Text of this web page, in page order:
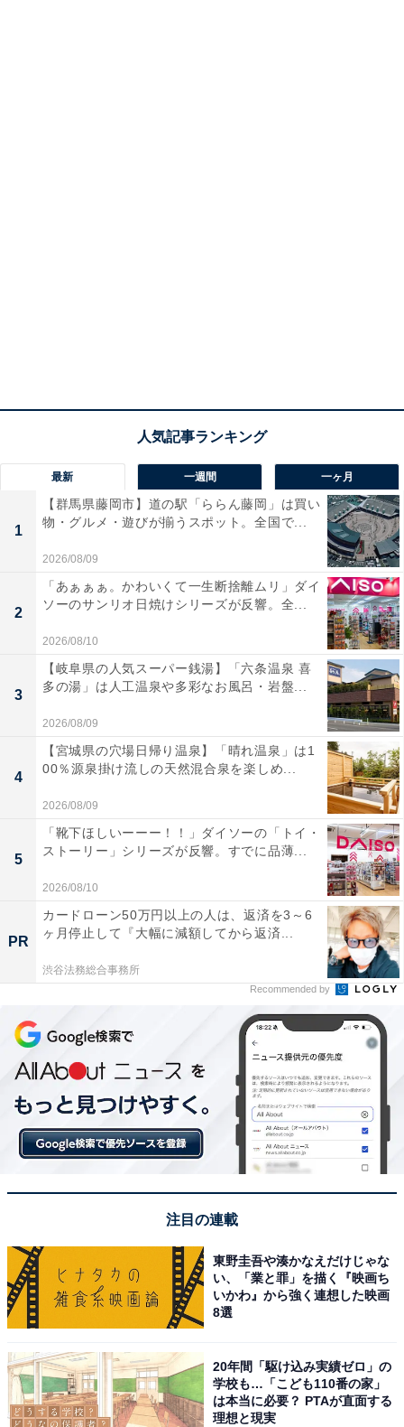
最新 一週間 一ヶ月
1
【群馬県藤岡市】道の駅「ららん藤岡」は買い
物・グルメ・遊びが揃うスポット。全国で...
2026/08/09
2
「あぁぁぁ。かわいくて一生断捨離ムリ」ダイ
ソーのサンリオ日焼けシリーズが反響。全...
2026/08/10
3
【岐阜県の人気スーパー銭湯】「六条温泉 喜
多の湯」は人工温泉や多彩なお風呂・岩盤...
2026/08/09
4
【宮城県の穴場日帰り温泉】「晴れ温泉」は1
00％源泉掛け流しの天然混合泉を楽しめ...
2026/08/09
5
「靴下ほしいーーー！！」ダイソーの「トイ・
ストーリー」シリーズが反響。すでに品薄...
2026/08/10
PR
カードローン50万円以上の人は、返済を3～6
ヶ月停止して『大幅に減額してから返済...
渋谷法務総合事務所
Recommended by
注目の連載
東野圭吾や湊かなえだけじゃな
い、「業と罪」を描く『映画ち
いかわ』から強く連想した映画
8選
20年間「駆け込み実績ゼロ」の
学校も…「こども110番の家」
は本当に必要？ PTAが直面する
理想と現実